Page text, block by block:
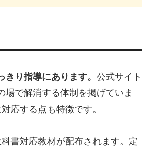
り指導にあります。 公式サイト
で解消する体制を掲げていま
応する点も特徴です。
書対応教材が配布されます。定